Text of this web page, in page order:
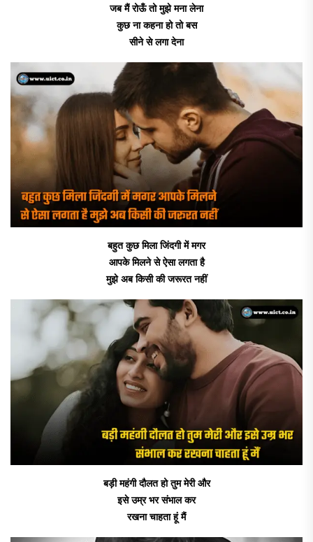
जब मैं रोऊँ तो मुझे मना लेना
कुछ ना कहना हो तो बस
सीने से लगा देना
बहुत कुछ मिला जिंदगी में मगर
आपके मिलने से ऐसा लगता है
मुझे अब किसी की जरूरत नहीं
बड़ी महंगी दौलत हो तुम मेरी और
इसे उम्र भर संभाल कर
रखना चाहता हूं मैं